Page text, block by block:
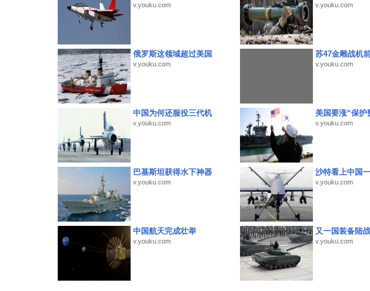
v.youku.com v.youku.com
俄罗斯这领域超过美国
v.youku.com
苏47金雕战机
v.youku.com
中国为何还服役三代机
v.youku.com
美国要涨“保护
v.youku.com
巴基斯坦获得水下神器
v.youku.com
沙特看上中国
v.youku.com
中国航天完成壮举
v.youku.com
又一国装备陆
v.youku.com